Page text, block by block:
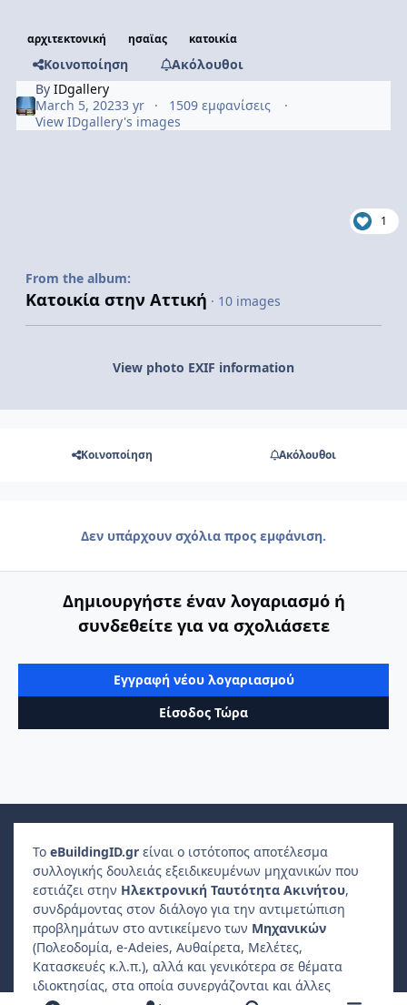
αρχιτεκτονική ησαϊας κατοικία
Κοινοποίηση
Ακόλουθοι
ByIDgallery
March 5, 20233 yr
1509 εμφανίσεις
View IDgallery's images
1
From the album:
Kατοικία στην Aττική · 10 images
View photo EXIF information
Κοινοποίηση Ακόλουθοι
Δεν υπάρχουν σχόλια προς εμφάνιση.
Δημιουργήστε έναν λογαριασμό ή
συνδεθείτε για να σχολιάσετε
Εγγραφή νέου λογαριασμού
Είσοδος Τώρα
Το eBuildingID.gr είναι ο ιστότοπος αποτέλεσμα
συλλογικής δουλειάς εξειδικευμένων μηχανικών που
εστιάζει στην Ηλεκτρονική Ταυτότητα Ακινήτου,
συνδράμοντας στον διάλογο για την αντιμετώπιση
προβλημάτων στο αντικείμενο των Μηχανικών
(Πολεοδομία, e-Adeies, Αυθαίρετα, Μελέτες,
Κατασκευές κ.λ.π.), αλλά και γενικότερα σε θέματα
ιδιοκτησίας, στα οποία συνεργάζονται και άλλες